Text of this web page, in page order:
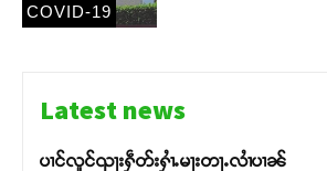
COVID-19
Latest news
ပၢင်လူင်ၺႃးႁဵတ်းႁၢႆႉမႃးတႃႉလၢႆပၢၼ် ​​